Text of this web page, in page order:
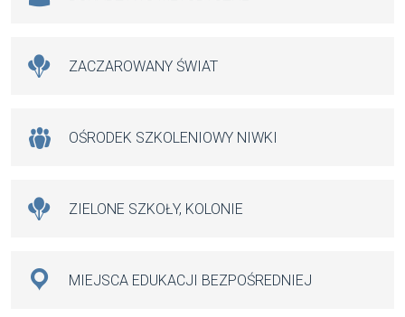
ZACZAROWANY ŚWIAT
OŚRODEK SZKOLENIOWY NIWKI
ZIELONE SZKOŁY, KOLONIE
MIEJSCA EDUKACJI BEZPOŚREDNIEJ